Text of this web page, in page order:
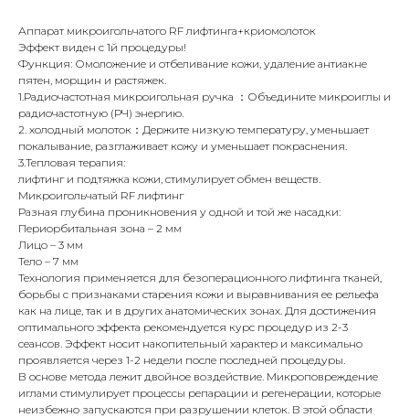
Аппарат микроигольчатого RF лифтинга+криомолоток
Эффект виден с 1й процедуры!
Функция: Омоложение и отбеливание кожи, удаление антиакне
пятен, морщин и растяжек.
1.Радиочастотная микроигольная ручка ：Объедините микроиглы и
радиочастотную (РЧ) энергию.
2. холодный молоток：Держите низкую температуру, уменьшает
покалывание, разглаживает кожу и уменьшает покраснения.
3.Тепловая терапия:
лифтинг и подтяжка кожи, стимулирует обмен веществ.
Микроигольчатый RF лифтинг
Разная глубина проникновения у одной и той же насадки:
Периорбитальная зона – 2 мм
Лицо – 3 мм
Тело – 7 мм
Технология применяется для безоперационного лифтинга тканей,
борьбы с признаками старения кожи и выравнивания ее рельефа
как на лице, так и в других анатомических зонах. Для достижения
оптимального эффекта рекомендуется курс процедур из 2-3
сеансов. Эффект носит накопительный характер и максимально
проявляется через 1-2 недели после последней процедуры.
В основе метода лежит двойное воздействие. Микроповреждение
иглами стимулирует процессы репарации и регенерации, которые
неизбежно запускаются при разрушении клеток. В этой области